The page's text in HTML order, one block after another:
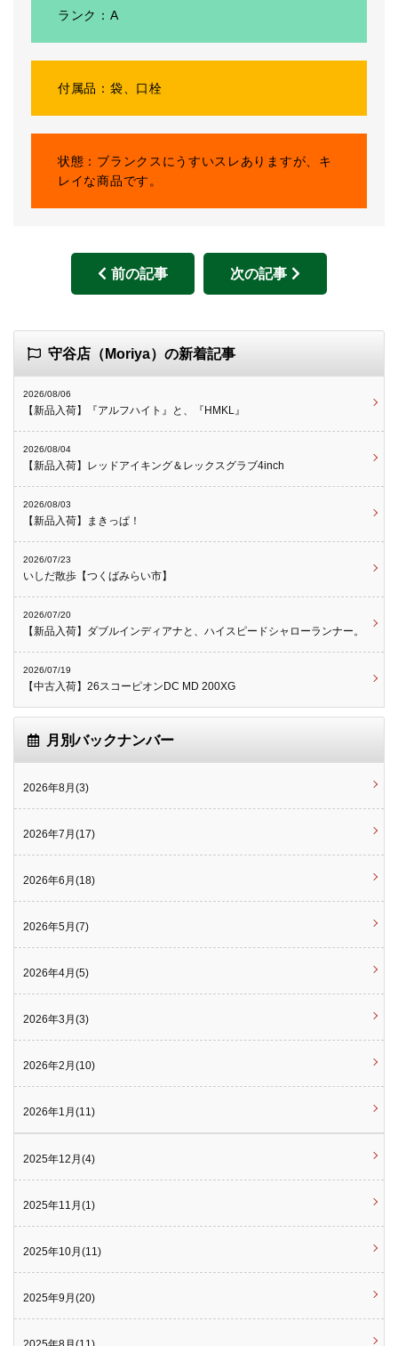
ランク：A
付属品：袋、口栓
状態：ブランクスにうすいスレありますが、キ
レイな商品です。
前の記事 次の記事
守谷店（Moriya）の新着記事
2026/08/06
【新品入荷】『アルフハイト』と、『HMKL』
2026/08/04
【新品入荷】レッドアイキング＆レックスグラブ4inch
2026/08/03
【新品入荷】まきっぱ！
2026/07/23
いしだ散歩【つくばみらい市】
2026/07/20
【新品入荷】ダブルインディアナと、ハイスピードシャローランナー。
2026/07/19
【中古入荷】26スコーピオンDC MD 200XG
月別バックナンバー
2026年8月(3)
2026年7月(17)
2026年6月(18)
2026年5月(7)
2026年4月(5)
2026年3月(3)
2026年2月(10)
2026年1月(11)
2025年12月(4)
2025年11月(1)
2025年10月(11)
2025年9月(20)